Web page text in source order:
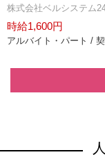
株式会社ベルシステム
時給1,600円
アルバイト・パート /